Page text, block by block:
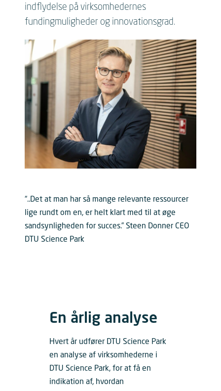
indflydelse på virksomhedernes
fundingmuligheder og innovationsgrad.
“..Det at man har så mange relevante ressourcer
lige rundt om en, er helt klart med til at øge
sandsynligheden for succes.” Steen Donner CEO
DTU Science Park
En årlig analyse
Hvert år udfører DTU Science Park
en analyse af virksomhederne i
DTU Science Park, for at få en
indikation af, hvordan